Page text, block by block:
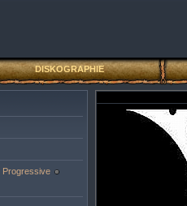
DISKOGRAPHIE
Progressive